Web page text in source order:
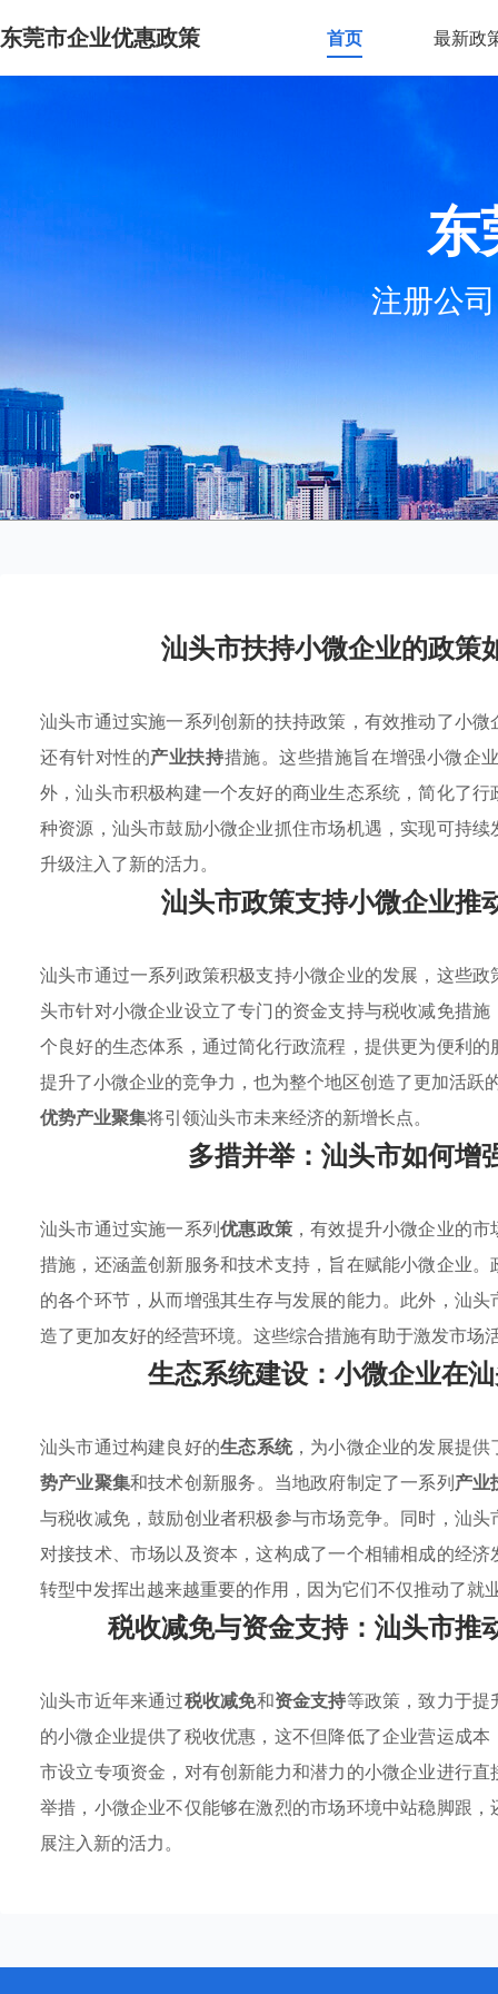
东莞市企业优惠政策 首页 最新政
东
注册公
汕头市扶持小微企业的政策
汕头市通过实施一系列创新的扶持政策，有效推动了小
还有针对性的产业扶持措施。这些措施旨在增强小微企
外，汕头市积极构建一个友好的商业生态系统，简化了
种资源，汕头市鼓励小微企业抓住市场机遇，实现可持
升级注入了新的活力。
汕头市政策支持小微企业推
汕头市通过一系列政策积极支持小微企业的发展，这些
头市针对小微企业设立了专门的资金支持与税收减免措
个良好的生态体系，通过简化行政流程，提供更为便利
提升了小微企业的竞争力，也为整个地区创造了更加活跃
优势产业聚集将引领汕头市未来经济的新增长点。
多措并举：汕头市如何增
汕头市通过实施一系列优惠政策，有效提升小微企业的市
措施，还涵盖创新服务和技术支持，旨在赋能小微企业
的各个环节，从而增强其生存与发展的能力。此外，汕
造了更加友好的经营环境。这些综合措施有助于激发市场
生态系统建设：小微企业在
汕头市通过构建良好的生态系统，为小微企业的发展提
势产业聚集和技术创新服务。当地政府制定了一系列产业
与税收减免，鼓励创业者积极参与市场竞争。同时，汕
对接技术、市场以及资本，这构成了一个相辅相成的经
转型中发挥出越来越重要的作用，因为它们不仅推动了就
税收减免与资金支持：汕头市推
汕头市近年来通过税收减免和资金支持等政策，致力于
的小微企业提供了税收优惠，这不但降低了企业营运成
市设立专项资金，对有创新能力和潜力的小微企业进行
举措，小微企业不仅能够在激烈的市场环境中站稳脚跟
展注入新的活力。